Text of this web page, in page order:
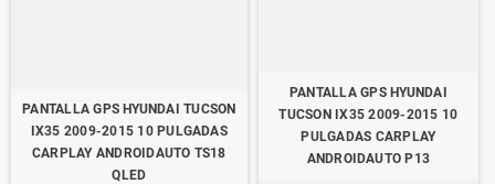
PANTALLA GPS HYUNDAI TUCSON
IX35 2009-2015 10 PULGADAS
CARPLAY ANDROIDAUTO TS18
QLED
PANTALLA GPS HYUNDAI
TUCSON IX35 2009-2015 10
PULGADAS CARPLAY
ANDROIDAUTO P13